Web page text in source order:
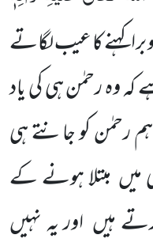
کہنے کا عیب لگاتے
کہ وہ رحمٰن ہی کی یاد
رحمٰن کو جانتے ہی
میں مبتلا ہونے کے
ہیں اور یہ نہیں